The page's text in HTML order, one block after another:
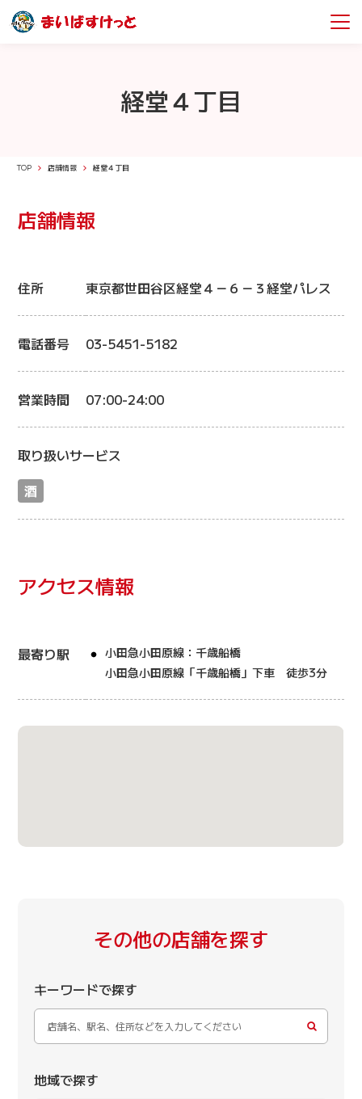
経堂４丁目
TOP 店舗情報 経堂４丁目
店舗情報
住所 東京都世田谷区経堂４－６－３経堂パレス
電話番号 03-5451-5182
営業時間 07:00-24:00
取り扱いサービス
酒
アクセス情報
最寄り駅
小田急小田原線：千歳船橋
小田急小田原線「千歳船橋」下車 徒歩3分
その他の店舗を探す
キーワードで探す
地域で探す